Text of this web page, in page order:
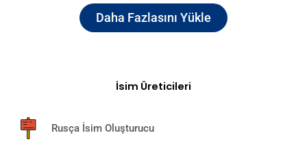
Daha Fazlasını Yükle
İsim Üreticileri​
Rusça İsim Oluşturucu